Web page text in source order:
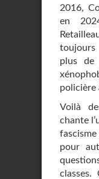
2016,
en
plus de
policière
Voilà
chante
pour